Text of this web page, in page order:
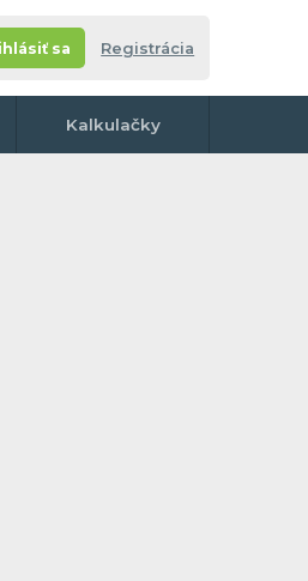
sa Registrácia
Kalkulačky